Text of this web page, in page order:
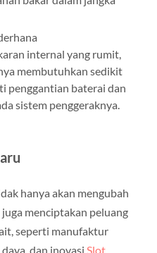
internal yang rumit,
membutuhkan sedikit
penggantian baterai dan
sistem penggeraknya.
hanya akan mengubah
menciptakan peluang
seperti manufaktur
dan inovasi Slot